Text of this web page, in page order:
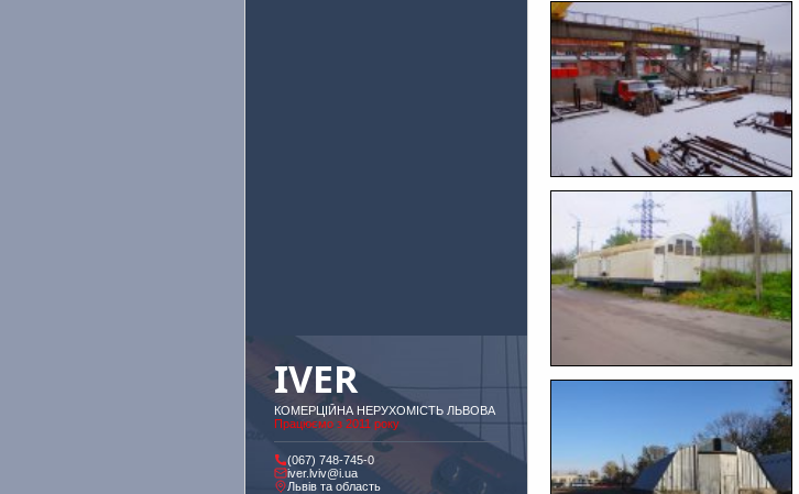
IVER
КОМЕРЦІЙНА НЕРУХОМІСТЬ ЛЬВОВА
Працюємо з 2011 року
(067) 748-745-0
iver.lviv@i.ua
Львів та область